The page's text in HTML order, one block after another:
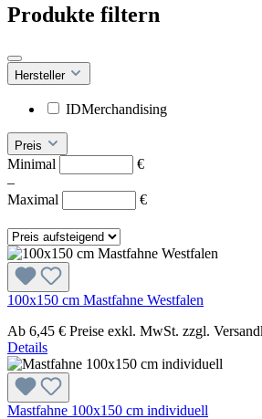
Produkte filtern
Hersteller
IDMerchandising
Preis
Minimal
€
–
Maximal
€
100x150 cm Mastfahne Westfalen
Ab 6,45 € Preise exkl. MwSt. zzgl.
Details
Mastfahne 100x150 cm individuell